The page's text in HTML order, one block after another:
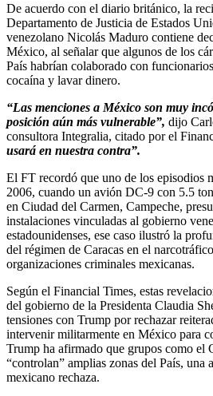
De acuerdo con el diario británico, la
Departamento de Justicia de Estados
venezolano Nicolás Maduro contiene
México, al señalar que algunos de los
País habrían colaborado con
cocaína y lavar dinero.
“Las menciones a México son muy
posición aún más vulnerable”, dijo
consultora Integralia, citado por el
usará en nuestra contra”.
El FT recordó que uno de los episodios
2006, cuando un avión DC-9 con 5.5
en Ciudad del Carmen, Campeche,
instalaciones vinculadas al gobierno
estadounidenses, ese caso ilustró la
del régimen de Caracas en el
organizaciones criminales mexicanas.
Según el Financial Times, estas
del gobierno de la Presidenta Claudia
tensiones con Trump por rechazar
intervenir militarmente en México para
Trump ha afirmado que grupos como el
“controlan” amplias zonas del País, una
mexicano rechaza.